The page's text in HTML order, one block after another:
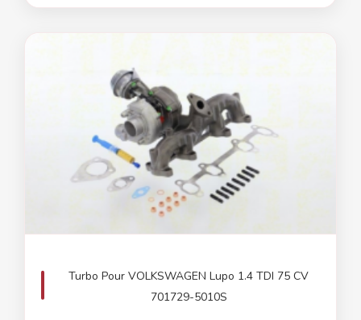
Turbo Pour VOLKSWAGEN Lupo 1.4 TDI 75 CV
701729-5010S